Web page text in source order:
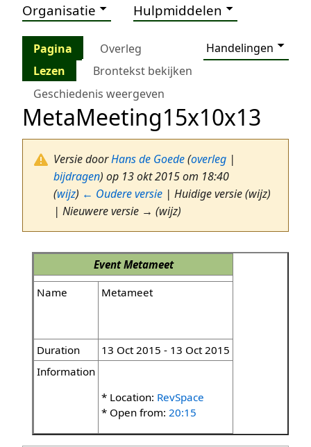
Organisatie Hulpmiddelen
Pagina Overleg
Handelingen
Lezen
Brontekst bekijken
Geschiedenis weergeven
MetaMeeting15x10x13
Versie doorHans de Goede(overleg |
bijdragen) op 13 okt 2015 om 18:40
(wijz) ← Oudere versie | Huidige versie (wijz)
| Nieuwere versie → (wijz)
EventMetameet
Name
Metameet
Duration
13 Oct 2015 - 13 Oct 2015
Information
* Location: RevSpace
* Open from: 20:15